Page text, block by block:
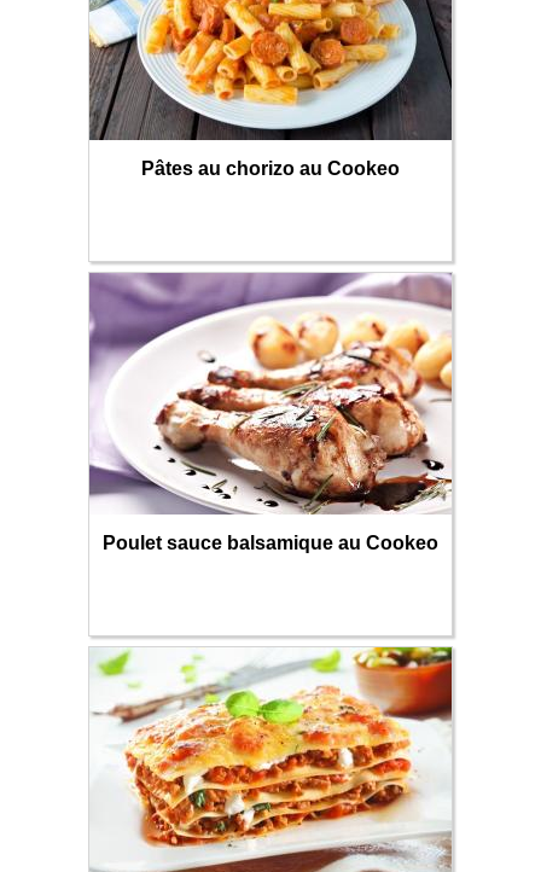
Pâtes au chorizo au Cookeo
Poulet sauce balsamique au Cookeo